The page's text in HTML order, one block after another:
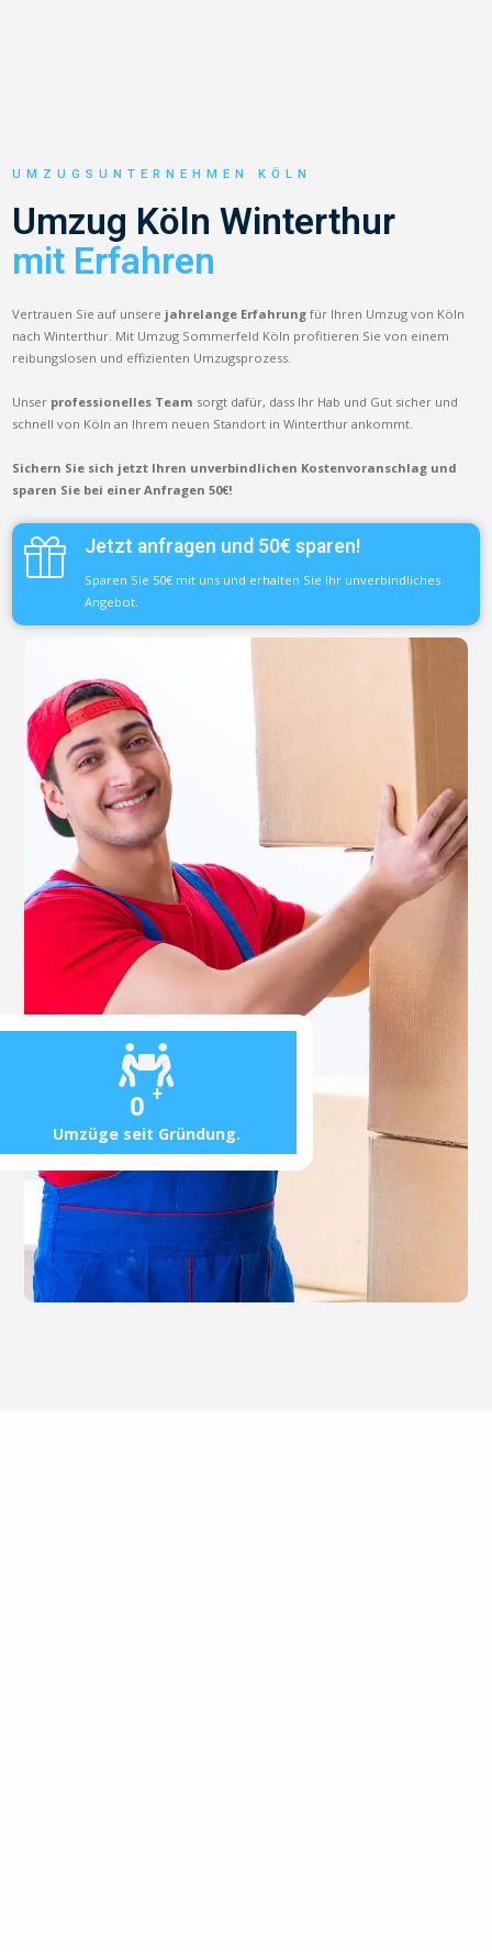
0 +
Umzüge seit Gründung.
UMZUGSUNTERNEHMEN KÖLN
Umzug Köln Winterthur
mit Erfahren
Vertrauen Sie auf unsere jahrelange Erfahrung für Ihren Umzug von Köln
nach Winterthur. Mit Umzug Sommerfeld Köln profitieren Sie von einem
reibungslosen und effizienten Umzugsprozess.
Unser professionelles Team sorgt dafür, dass Ihr Hab und Gut sicher und
schnell von Köln an Ihrem neuen Standort in Winterthur ankommt.
Sichern Sie sich jetzt Ihren unverbindlichen Kostenvoranschlag und
sparen Sie bei einer Anfragen 50€!
Jetzt anfragen und 50€ sparen!
Sparen Sie 50€ mit uns und erhalten Sie Ihr unverbindliches
Angebot.